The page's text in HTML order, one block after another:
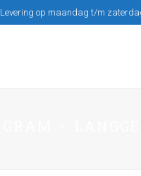
Levering op maandag t/m